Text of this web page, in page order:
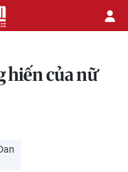
hiến của nữ